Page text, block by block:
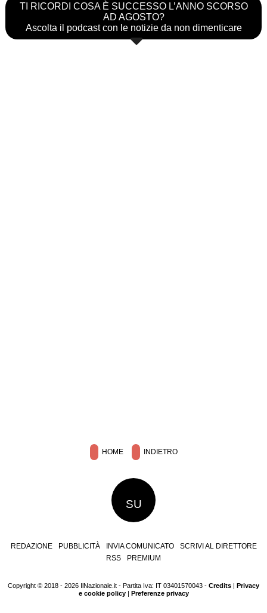
TI RICORDI COSA È SUCCESSO L’ANNO SCORSO
AD AGOSTO?
Ascolta il podcast con le notizie da non dimenticare
HOME INDIETRO
SU
REDAZIONE PUBBLICITÀ INVIA COMUNICATO
SCRIVI AL DIRETTORE
RSS
PREMIUM
Copyright © 2018 - 2026 IlNazionale.it - Partita Iva: IT 03401570043 - Credits | Privacy
e cookie policy| Preferenze privacy